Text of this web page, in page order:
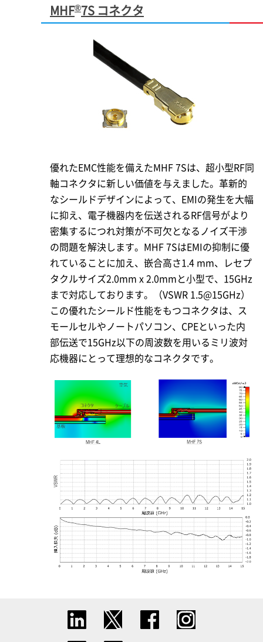
MHF®7S コネクタ
優れたEMC性能を備えたMHF 7Sは、超小型RF同
軸コネクタに新しい価値を与えました。革新的
なシールドデザインによって、EMIの発生を大幅
に抑え、電子機器内を伝送されるRF信号がより
密集するにつれ対策が不可欠となるノイズ干渉
の問題を解決します。MHF 7SはEMIの抑制に優
れていることに加え、嵌合高さ1.4 mm、レセプ
タクルサイズ2.0mm x 2.0mmと小型で、15GHz
まで対応しております。（VSWR 1.5@15GHz）
この優れたシールド性能をもつコネクタは、ス
モールセルやノートパソコン、CPEといった内
部伝送で15GHz以下の周波数を用いるミリ波対
応機器にとって理想的なコネクタです。